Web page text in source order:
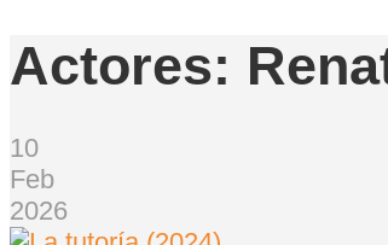
Actores:
10
Feb
2026